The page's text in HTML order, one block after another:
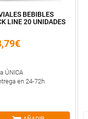
BEBIBLES
LINE 20 UNIDADES
ÚNICA
en 24-72h